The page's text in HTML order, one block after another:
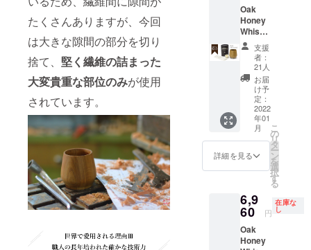
たくさんありますが、今回
は大きな隙間の部分を切り
捨て、 堅く繊維の詰まった
大変貴重な部位のみが使用
されています。
示：な
し ※リ
ターン
に酒類
が含ま
れるた
め、20
歳未満
の方は
このリ
ターン
を選択
量：
700ml
アル
コール
分：
47％ ノ
ンチル
フィル
ター/ノ
ンカ
ラー 質
量：
（液体
+瓶）
なし ア
レル
ギー表
示：な
し ※リ
みとな
りま
す。 ※
支援者
様の数
が予想
より大
幅に上
回って
しまっ
た場
合、職
人によ
り手作
ている
都合
部の支
援者様
26,100
円より
35％オ
フ。 ※
価格は
消費
税、送
料込み
となり
ます。
※支援者
様の数
が予想
より大
た場
合、職
人によ
り手作
業で一
Oak
Honey
Whiske
y
Tumble
r 4個 タ
ンブ
ラーに
はメン
テナン
ス用の
ワック
ス
(10ml)
が付属
しま
一般販
売予定
価格
34,800
円より
支援
者：
21人
お届
け予
定：
2022
年01
月
詳細を見る
こ
の
リ
タ
ー
ン
を
選
択
す
る
6,9
60 円
在庫な
し
Oak
Honey